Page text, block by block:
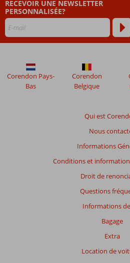
plus
de
ne
plus
affichés
afin
RECEVOIR UNE NEWSLETTER
PERSONNALISÉE?
Qui est
Nous
Informations
Conditions et
Droit de
Questions
Informations
Bagage
Extra
Location de
Corendon Pays-
Bas
Corendon
Belgique